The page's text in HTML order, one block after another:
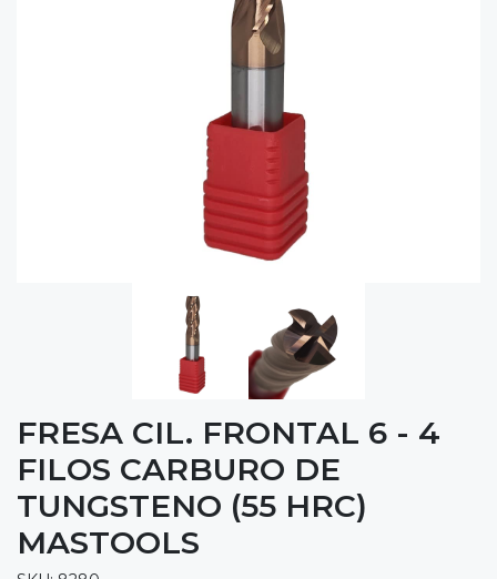
FRESA CIL. FRONTAL 6 - 4
FILOS CARBURO DE
TUNGSTENO (55 HRC)
MASTOOLS